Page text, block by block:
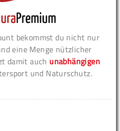
bekommst du nicht nur
eine Menge nützlicher
damit auch unabhängigen
und Naturschutz.